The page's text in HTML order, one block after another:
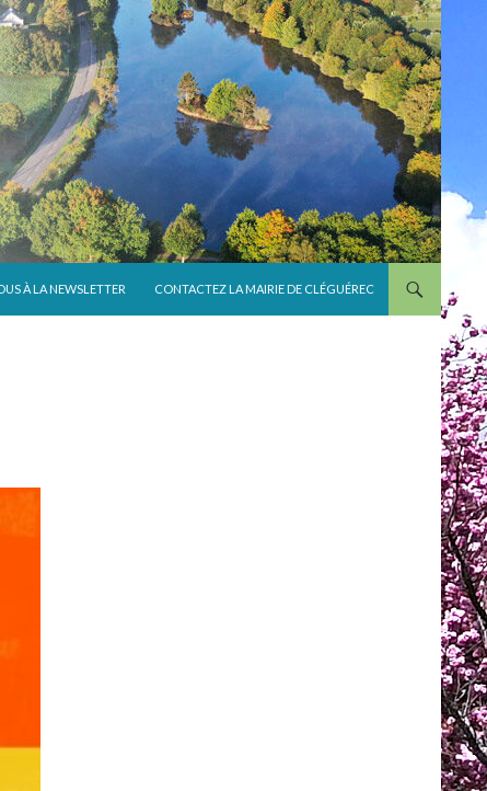
À LA NEWSLETTER CONTACTEZ LA MAIRIE DE CLÉGUÉREC